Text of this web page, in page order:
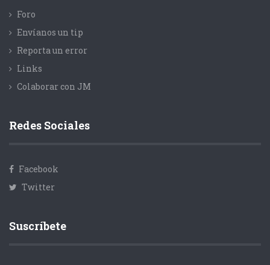
Foro
Envíanos un tip
Reporta un error
Links
Colaborar con JM
Redes Sociales
Facebook
Twitter
Suscríbete